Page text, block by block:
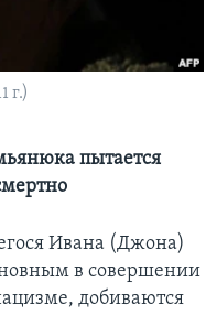
г.)
пытается
Ивана (Джона)
в совершении
добиваются